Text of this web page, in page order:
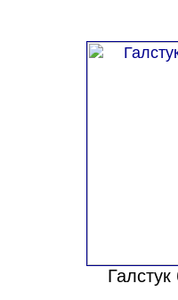
Галстук